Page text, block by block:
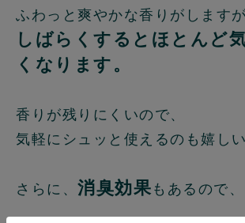
ふわっと爽やかな香りがしますが
しばらくするとほとんど
くなります。
香りが残りにくいので、
気軽にシュッと使えるのも嬉しい
さらに、 消臭効果もあるので、